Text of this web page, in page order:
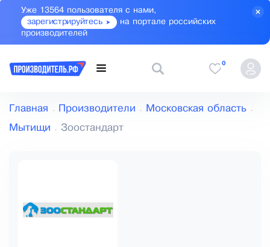
Уже 13564 пользователя с нами,
зарегистрируйтесь
на портале российских
производителей
0
Главная Производители Московская область
Мытищи Зоостандарт